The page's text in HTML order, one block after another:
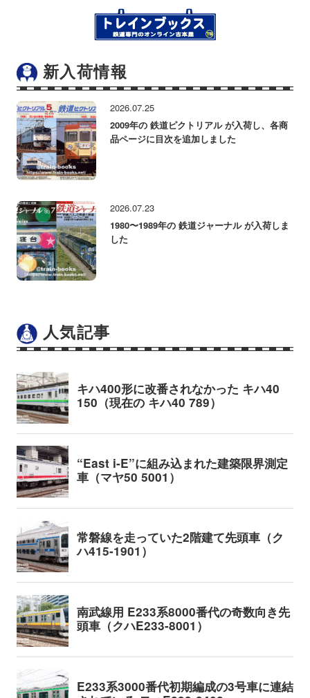
新入荷情報
2026.07.25
2009年の 鉄道ピクトリアル が入荷し、各商
品ページに目次を追加しました
2026.07.23
1980〜1989年の 鉄道ジャーナル が入荷しま
した
人気記事